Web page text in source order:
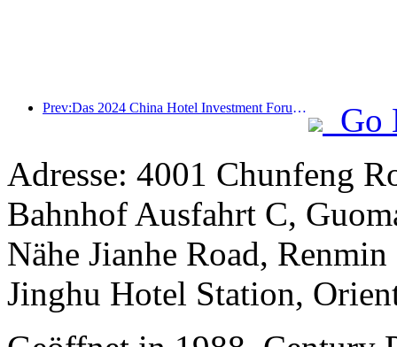
Prev:Das 2024 China Hotel Investment Forum wurde erfolgreich in Peking abgehalten
Go
Adresse: 4001 Chunfeng
Bahnhof Ausfahrt C,
Nähe Jianhe Road,
Jinghu Hotel Station,